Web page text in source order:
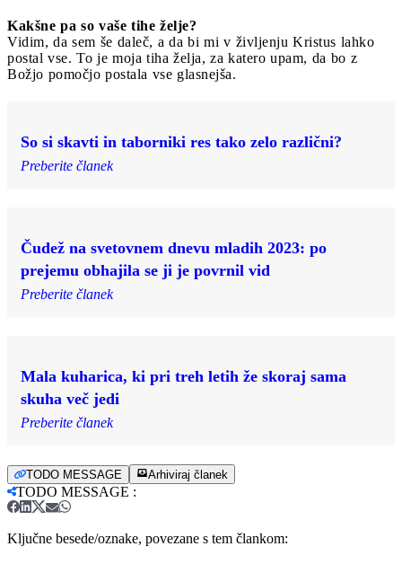
Kakšne pa so vaše tihe želje?
Vidim, da sem še daleč, a da bi mi v življenju Kristus lahko
postal vse. To je moja tiha želja, za katero upam, da bo z
Božjo pomočjo postala vse glasnejša.
So si skavti in taborniki res tako zelo različni?
Preberite članek
Čudež na svetovnem dnevu mladih 2023: po
prejemu obhajila se ji je povrnil vid
Preberite članek
Mala kuharica, ki pri treh letih že skoraj sama
skuha več jedi
Preberite članek
TODO MESSAGE Arhiviraj članek
TODO MESSAGE :
Ključne besede/oznake, povezane s tem člankom: